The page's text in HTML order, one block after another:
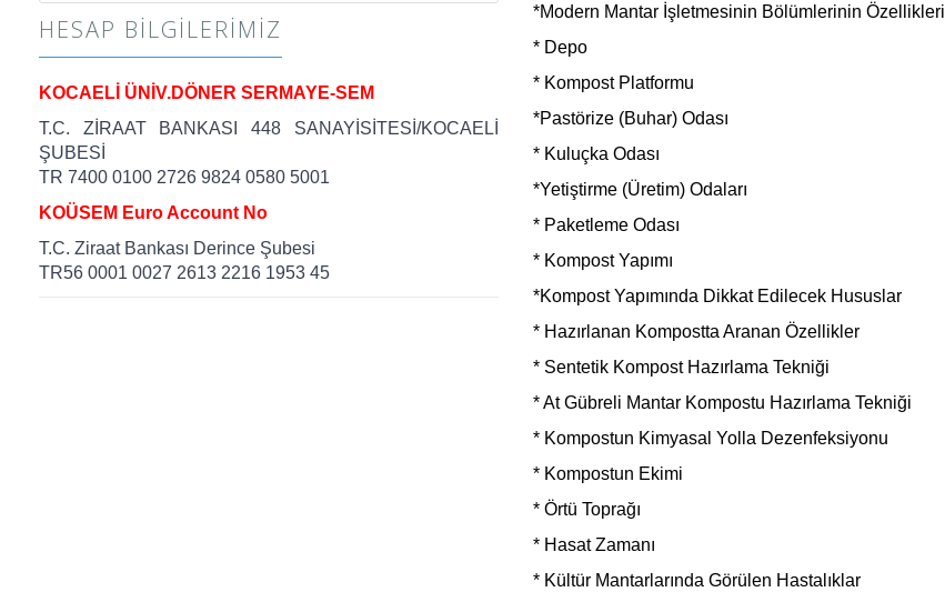
HESAP BILGILERIMIZ
KOCAELİ ÜNİV.DÖNER SERMAYE-SEM
T.C. ZİRAAT BANKASI 448 SANAYİSİTESİ/KOCAELİ
ŞUBESİ
TR 7400 0100 2726 9824 0580 5001
KOÜSEM Euro Account No
T.C. Ziraat Bankası Derince Şubesi
TR56 0001 0027 2613 2216 1953 45
*Modern Mantar İşletmesinin Bölümlerinin Özellikleri
* Depo
* Kompost Platformu
*Pastörize (Buhar) Odası
* Kuluçka Odası
*Yetiştirme (Üretim) Odaları
* Paketleme Odası
* Kompost Yapımı
*Kompost Yapımında Dikkat Edilecek Hususlar
* Hazırlanan Kompostta Aranan Özellikler
* Sentetik Kompost Hazırlama Tekniği
* At Gübreli Mantar Kompostu Hazırlama Tekniği
* Kompostun Kimyasal Yolla Dezenfeksiyonu
* Kompostun Ekimi
* Örtü Toprağı
* Hasat Zamanı
* Kültür Mantarlarında Görülen Hastalıklar